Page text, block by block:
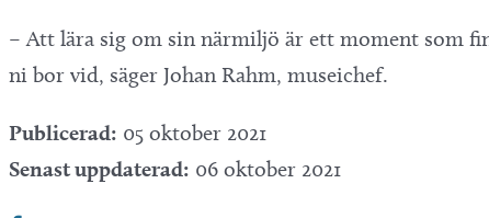
– Att lära sig om sin närmiljö är ett moment som
ni bor vid, säger Johan Rahm, museichef.
Publicerad: 05 oktober 2021
Senast uppdaterad: 06 oktober 2021